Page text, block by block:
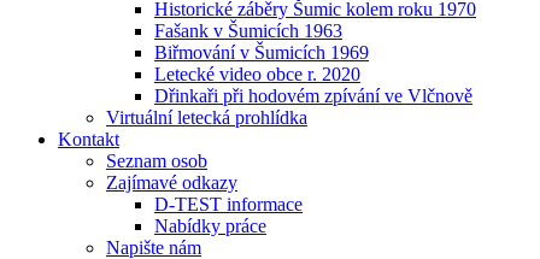
Historické záběry Šumic kolem roku 1970
Fašank v Šumicích 1963
Biřmování v Šumicích 1969
Letecké video obce r. 2020
Dřinkaři při hodovém zpívání ve Vlčnově
Virtuální letecká prohlídka
Kontakt
Seznam osob
Zajímavé odkazy
D-TEST informace
Nabídky práce
Napište nám